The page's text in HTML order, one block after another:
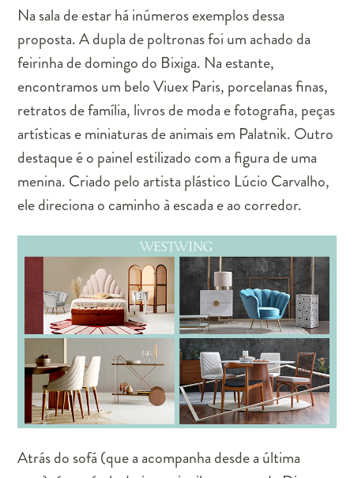
Na sala de estar há inúmeros exemplos dessa
proposta. A dupla de poltronas foi um achado da
feirinha de domingo do Bixiga. Na estante,
encontramos um belo Viuex Paris, porcelanas finas,
retratos de família, livros de moda e fotografia, peças
artísticas e miniaturas de animais em Palatnik. Outro
destaque é o painel estilizado com a figura de uma
menina. Criado pelo artista plástico Lúcio Carvalho,
ele direciona o caminho à escada e ao corredor.
Atrás do sofá (que a acompanha desde a última